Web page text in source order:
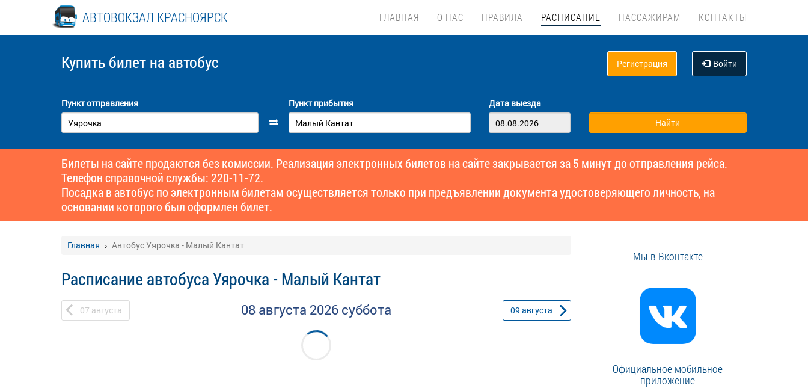
АВТОВОКЗАЛ КРАСНОЯРСК ГЛАВНАЯ О НАС ПРАВИЛА РАСПИСАНИЕ ПАССАЖИРАМ КОНТАКТЫ
Купить билет на автобус Регистрация Войти
Пункт отправления Пункт прибытия Дата выезда
Билеты на сайте продаются без комиссии. Реализация электронных билетов на сайте закрывается за 5 минут до отправления рейса.
Телефон справочной службы: 220-11-72.
Посадка в автобус по электронным билетам осуществляется только при предъявлении документа удостоверяющего личность, на
основании которого был оформлен билет.
Главная Автобус Уярочка - Малый Кантат
Расписание автобуса Уярочка - Малый Кантат
07 августа 08 августа 2026 суббота 09 августа
Мы в Вконтакте
Официальное мобильное
приложение